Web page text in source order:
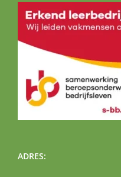
ADRES: